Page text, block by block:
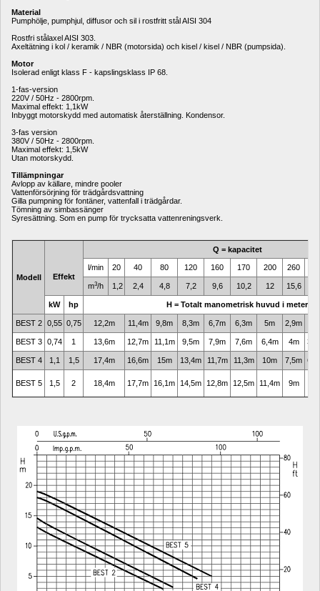
Material
Pumphölje, pumphjul, diffusor och sil i rostfritt stål AISI 304
Rostfri stålaxel AISI 303.
Axeltätning i kol / keramik / NBR (motorsida) och kisel / kisel / NBR (pumpsida).
Motor
Isolerad enligt klass F - kapslingsklass IP 68.
1-fas-version
220V / 50Hz - 2800rpm.
Maximal effekt: 1,1kW
Inbyggt motorskydd med automatisk återställning. Kondensor.
3-fas version
380V / 50Hz - 2800rpm.
Maximal effekt: 1,5kW
Utan motorskydd.
Tillämpningar
Avlopp av källare, mindre pooler
Vattenförsörjning för trädgårdsvattning
Gilla pumpning för fontäner, vattenfall i trädgårdar.
Tömning av simbassänger
Syresättning. Som en pump för trycksatta vattenreningsverk.
Modell Effekt
Q = kapacitet
l/min 20 40 80 120 160 170 200 260
m3/h 1,2 2,4 4,8 7,2 9,6 10,2 12 15,6
kW hp H = Totalt manometrisk huvud i meter
BEST 2 0,55 0,75 12,2m 11,4m 9,8m 8,3m 6,7m 6,3m 5m 2,9m
BEST 3 0,74 1 13,6m 12,7m 11,1m 9,5m 7,9m 7,6m 6,4m 4m
BEST 4 1,1 1,5 17,4m 16,6m 15m 13,4m 11,7m 11,3m 10m 7,5m
BEST 5 1,5 2 18,4m 17,7m 16,1m 14,5m 12,8m 12,5m 11,4m 9m